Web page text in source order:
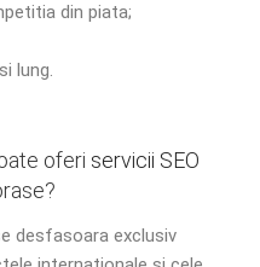
din piata;
lung.
oferi servicii SEO
desfasoara exclusiv